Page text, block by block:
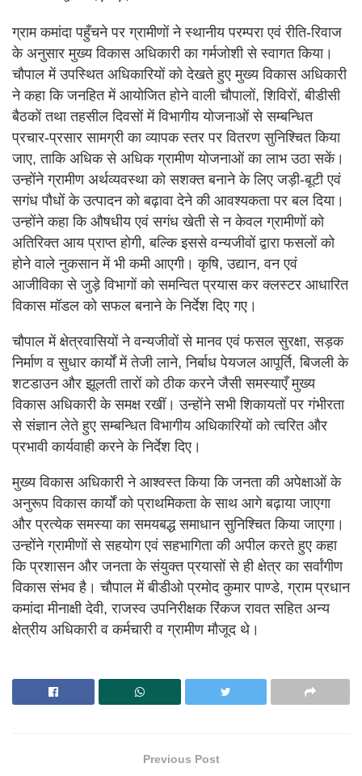
ग्राम कमांदा पहुँचने पर ग्रामीणों ने स्थानीय परम्परा एवं रीति-रिवाज
के अनुसार मुख्य विकास अधिकारी का गर्मजोशी से स्वागत किया।
चौपाल में उपस्थित अधिकारियों को देखते हुए मुख्य विकास अधिकारी
ने कहा कि जनहित में आयोजित होने वाली चौपालों, शिविरों, बीडीसी
बैठकों तथा तहसील दिवसों में विभागीय योजनाओं से सम्बन्धित
प्रचार-प्रसार सामग्री का व्यापक स्तर पर वितरण सुनिश्चित किया
जाए, ताकि अधिक से अधिक ग्रामीण योजनाओं का लाभ उठा सकें।
उन्होंने ग्रामीण अर्थव्यवस्था को सशक्त बनाने के लिए जड़ी-बूटी एवं
सगंध पौधों के उत्पादन को बढ़ावा देने की आवश्यकता पर बल दिया।
उन्होंने कहा कि औषधीय एवं सगंध खेती से न केवल ग्रामीणों को
अतिरिक्त आय प्राप्त होगी, बल्कि इससे वन्यजीवों द्वारा फसलों को
होने वाले नुकसान में भी कमी आएगी। कृषि, उद्यान, वन एवं
आजीविका से जुड़े विभागों को समन्वित प्रयास कर क्लस्टर आधारित
विकास मॉडल को सफल बनाने के निर्देश दिए गए।
चौपाल में क्षेत्रवासियों ने वन्यजीवों से मानव एवं फसल सुरक्षा, सड़क
निर्माण व सुधार कार्यों में तेजी लाने, निर्बाध पेयजल आपूर्ति, बिजली के
शटडाउन और झूलती तारों को ठीक करने जैसी समस्याएँ मुख्य
विकास अधिकारी के समक्ष रखीं। उन्होंने सभी शिकायतों पर गंभीरता
से संज्ञान लेते हुए सम्बन्धित विभागीय अधिकारियों को त्वरित और
प्रभावी कार्यवाही करने के निर्देश दिए।
मुख्य विकास अधिकारी ने आश्वस्त किया कि जनता की अपेक्षाओं के
अनुरूप विकास कार्यों को प्राथमिकता के साथ आगे बढ़ाया जाएगा
और प्रत्येक समस्या का समयबद्ध समाधान सुनिश्चित किया जाएगा।
उन्होंने ग्रामीणों से सहयोग एवं सहभागिता की अपील करते हुए कहा
कि प्रशासन और जनता के संयुक्त प्रयासों से ही क्षेत्र का सर्वांगीण
विकास संभव है। चौपाल में बीडीओ प्रमोद कुमार पाण्डे, ग्राम प्रधान
कमांदा मीनाक्षी देवी, राजस्व उपनिरीक्षक रिंकज रावत सहित अन्य
क्षेत्रीय अधिकारी व कर्मचारी व ग्रामीण मौजूद थे।
Previous Post